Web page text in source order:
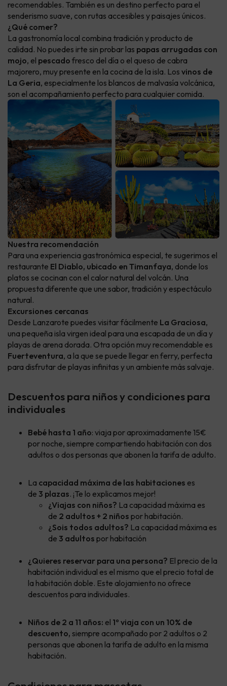
recomendables. También es un destino perfecto para el
senderismo suave, con rutas accesibles y paisajes únicos.
¿Qué comer?
La gastronomía local combina tradición y producto de
calidad. No puedes irte sin probar las papas arrugadas con
mojo, el pescado fresco del día o el queso de cabra
majorero, muy presente en la cocina de la isla. Los vinos de
La Geria, especialmente los blancos de malvasía volcánica,
son el acompañamiento perfecto para cualquier comida.
Nuestra recomendación
Para una experiencia gastronómica especial, te sugerimos el
restaurante El Diablo, ubicado en Timanfaya, donde los
platos se cocinan con el calor natural del volcán. Una
propuesta diferente que une sabor, tradición y espectáculo
natural.
Excursiones cercanas
Desde Lanzarote puedes visitar fácilmente La Graciosa,
una pequeña isla virgen ideal para una escapada de un día y
playas de arena dorada. Otra opción muy recomendable es
Fuerteventura, a la que se puede llegar en ferry, perfecta
para disfrutar de playas infinitas y un ambiente más salvaje.
Descuentos para niños y condiciones para
individuales
Bebé hasta 1 año: viaja por aproximadamente 15€
por noche, siempre compartiendo habitación con dos
adultos o dos personas que abonen la tarifa de adulto.
La capacidad máxima de las habitaciones es
de 3 plazas. ¡Te lo explicamos mejor!
¿Viajas con niños? La capacidad máxima es
de 2 adultos + 2 niños por habitación.
¿Sois todos adultos? La capacidad máxima es
de 3 adultos por habitación
¿Quieres reservar para una persona? El precio de la
habitación individual es el mismo que el precio total de
la habitación doble. Este alojamiento no ofrece
descuentos para individuales.
Niños de 2 a 11 años: el 1º viaja con un 10% de
descuento, siempre acompañado por 2 adultos o 2
personas que abonen la tarifa de adulto en la misma
habitación.